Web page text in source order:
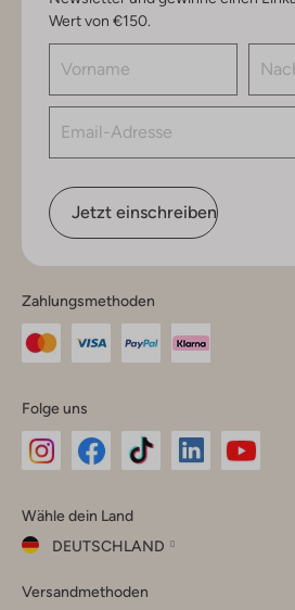
Wert von €150.
Jetzt einschreiben
Zahlungsmethoden
Folge uns
Instagram
Facebook
TikTok
Wähle dein Land
DEUTSCHLAND
dein
Versandmethoden